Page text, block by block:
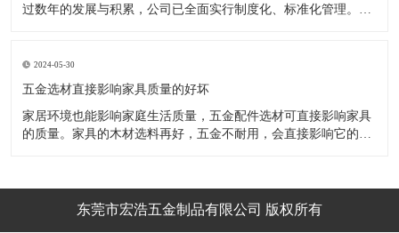
过数年的发展与积累，公司已全面实行制度化、标准化管理。从
的改造创新，设计制造了一系列更加新颖、美观、更具时代潮流
的新
2024-05-30
五金选材直接影响家具质量的好坏
家居环境也能影响家庭生活质量，五金配件选材可直接影响家具
的质量。家具的木材选料再好，五金不耐用，会直接影响它的使
金、铝合金等。不同五金的加工工艺不同：钳工、表面涂覆处
理、焊接、机械加东莞市宏浩五金制品有限公司 版权所有